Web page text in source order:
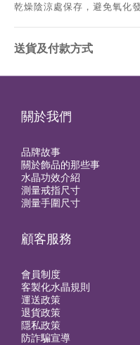
乾燥陰涼處保存，避免氧化發
送貨及付款方式
關於我們
品牌故事
關於飾品的那些事
水晶功效介紹
測量戒指尺寸
測量手圍尺寸
顧客服務
會員制度
客製化水晶規則
運送政策
退貨政策
隱私政策
防詐騙宣導